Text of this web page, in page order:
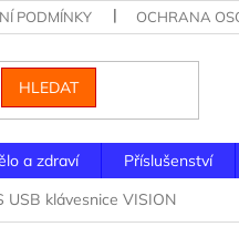
PODMÍNKY OCHRANA
HLEDAT
a zdraví Příslušenství
USB klávesnice VISION